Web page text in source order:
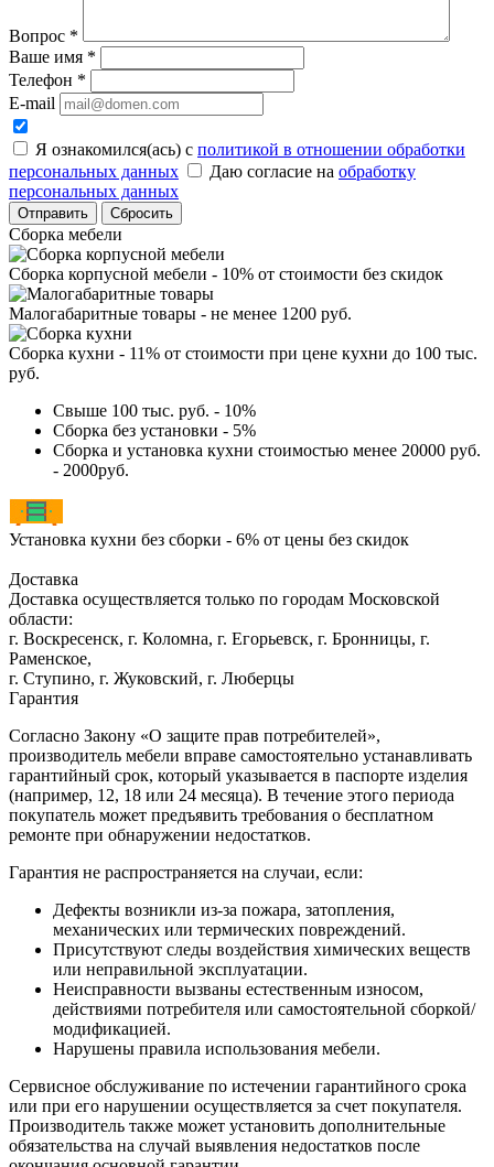
Вопрос *
Ваше имя *
Телефон *
E-mail
Я ознакомился(ась) с политикой в отношении обработки
персональных данных
Даю согласие на обработку
персональных данных
Сбросить
Сборка мебели
Сборка корпусной мебели - 10% от стоимости без скидок
Малогабаритные товары - не менее 1200 руб.
Сборка кухни - 11% от стоимости при цене кухни до 100 тыс.
руб.
Свыше 100 тыс. руб. - 10%
Сборка без установки - 5%
Сборка и установка кухни стоимостью менее 20000 руб.
- 2000руб.
Установка кухни без сборки - 6% от цены без скидок
Доставка
Доставка осуществляется только по городам Московской
области:
г. Воскресенск, г. Коломна, г. Егорьевск, г. Бронницы, г.
Раменское,
г. Ступино, г. Жуковский, г. Люберцы
Гарантия
Согласно Закону «О защите прав потребителей»,
производитель мебели вправе самостоятельно устанавливать
гарантийный срок, который указывается в паспорте изделия
(например, 12, 18 или 24 месяца). В течение этого периода
покупатель может предъявить требования о бесплатном
ремонте при обнаружении недостатков.
Гарантия не распространяется на случаи, если:
Дефекты возникли из-за пожара, затопления,
механических или термических повреждений.
Присутствуют следы воздействия химических веществ
или неправильной эксплуатации.
Неисправности вызваны естественным износом,
действиями потребителя или самостоятельной сборкой/
модификацией.
Нарушены правила использования мебели.
Сервисное обслуживание по истечении гарантийного срока
или при его нарушении осуществляется за счет покупателя.
Производитель также может установить дополнительные
обязательства на случай выявления недостатков после